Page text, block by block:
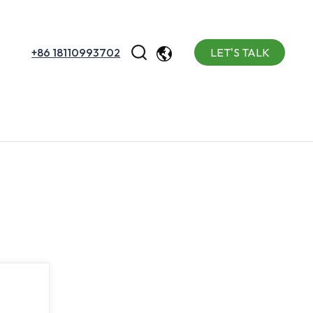
+86 18110993702 LET'S TALK